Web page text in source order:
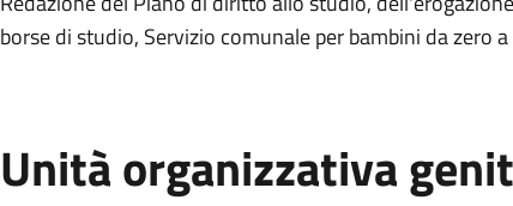
borse di studio, Servizio comunale per bambini da zero
Unità organizzativa